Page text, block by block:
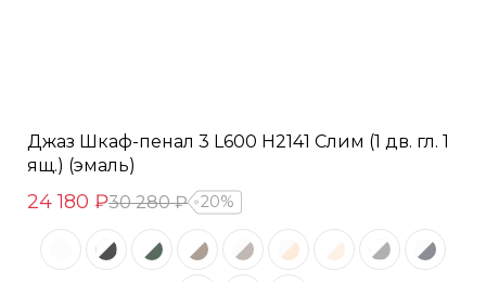
Джаз Шкаф-пенал 3 L600 H2141 Слим (1 дв. гл. 1
ящ.) (эмаль)
24 180 ₽30 280 ₽ 20%